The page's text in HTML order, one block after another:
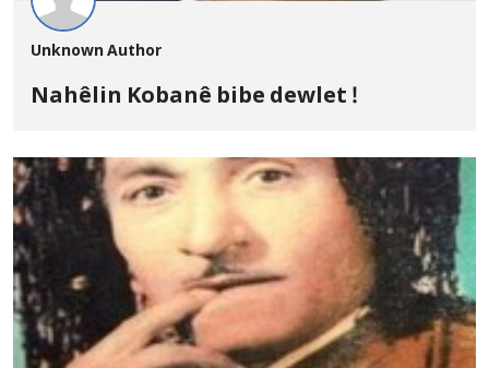
Unknown Author
Nahêlin Kobanê bibe dewlet !